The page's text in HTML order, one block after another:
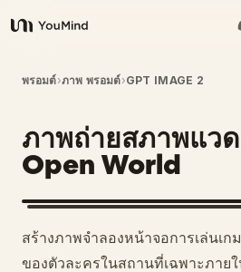
YouMind
ภาพรวม
กรณีการใช้งาน
ทักษะ
พรอมต์
พรอมต์›ภาพ พรอมต์›GPT IMAGE 2
ภาพถ่ายสภาพแว
Open World
สร้างภาพจำลองหน้าจอการเล่นเก
ของตัวละครในสถานที่เฉพาะภายใ